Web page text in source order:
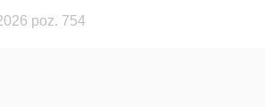
poz. 754